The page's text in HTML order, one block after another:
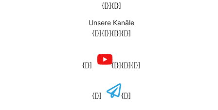
{[}]{[}]
Unsere Kanäle
{[}]{[}]{[}]{[}]
{[}] {[}]{[}]{[}]
{[}] {[}]